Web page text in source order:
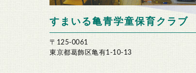
すまいる亀青学童保育クラブ
〒125-0061
東京都葛飾区亀有1-10-13